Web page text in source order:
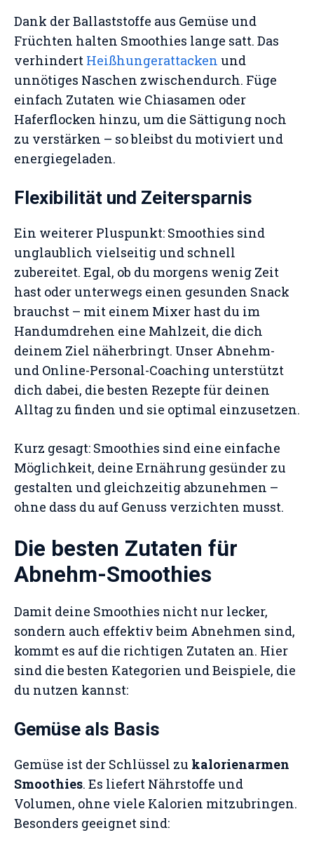
Dank der Ballaststoffe aus Gemüse und
Früchten halten Smoothies lange satt. Das
verhindert Heißhungerattacken und
unnötiges Naschen zwischendurch. Füge
einfach Zutaten wie Chiasamen oder
Haferflocken hinzu, um die Sättigung noch
zu verstärken – so bleibst du motiviert und
energiegeladen.
Flexibilität und Zeitersparnis
Ein weiterer Pluspunkt: Smoothies sind
unglaublich vielseitig und schnell
zubereitet. Egal, ob du morgens wenig Zeit
hast oder unterwegs einen gesunden Snack
brauchst – mit einem Mixer hast du im
Handumdrehen eine Mahlzeit, die dich
deinem Ziel näherbringt. Unser Abnehm-
und Online-Personal-Coaching unterstützt
dich dabei, die besten Rezepte für deinen
Alltag zu finden und sie optimal einzusetzen.
Kurz gesagt: Smoothies sind eine einfache
Möglichkeit, deine Ernährung gesünder zu
gestalten und gleichzeitig abzunehmen –
ohne dass du auf Genuss verzichten musst.
Die besten Zutaten für
Abnehm-Smoothies
Damit deine Smoothies nicht nur lecker,
sondern auch effektiv beim Abnehmen sind,
kommt es auf die richtigen Zutaten an. Hier
sind die besten Kategorien und Beispiele, die
du nutzen kannst:
Gemüse als Basis
Gemüse ist der Schlüssel zu kalorienarmen
Smoothies. Es liefert Nährstoffe und
Volumen, ohne viele Kalorien mitzubringen.
Besonders geeignet sind: